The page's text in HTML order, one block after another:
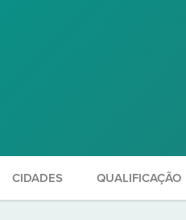
CIDADES QUALIFICAÇÃO